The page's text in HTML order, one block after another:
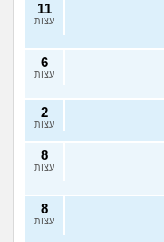
11
עצות
6
עצות
2
עצות
8
עצות
8
עצות